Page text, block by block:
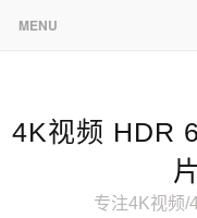
MENU
4K视频 HDR
专注4K视频/